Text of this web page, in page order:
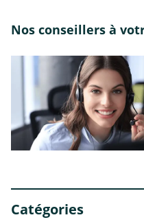
Nos conseillers à
Catégories